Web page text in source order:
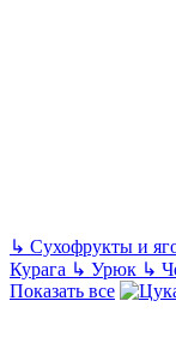
↳ Сухофрукты и
Курага ↳ Урюк ↳
Показать все